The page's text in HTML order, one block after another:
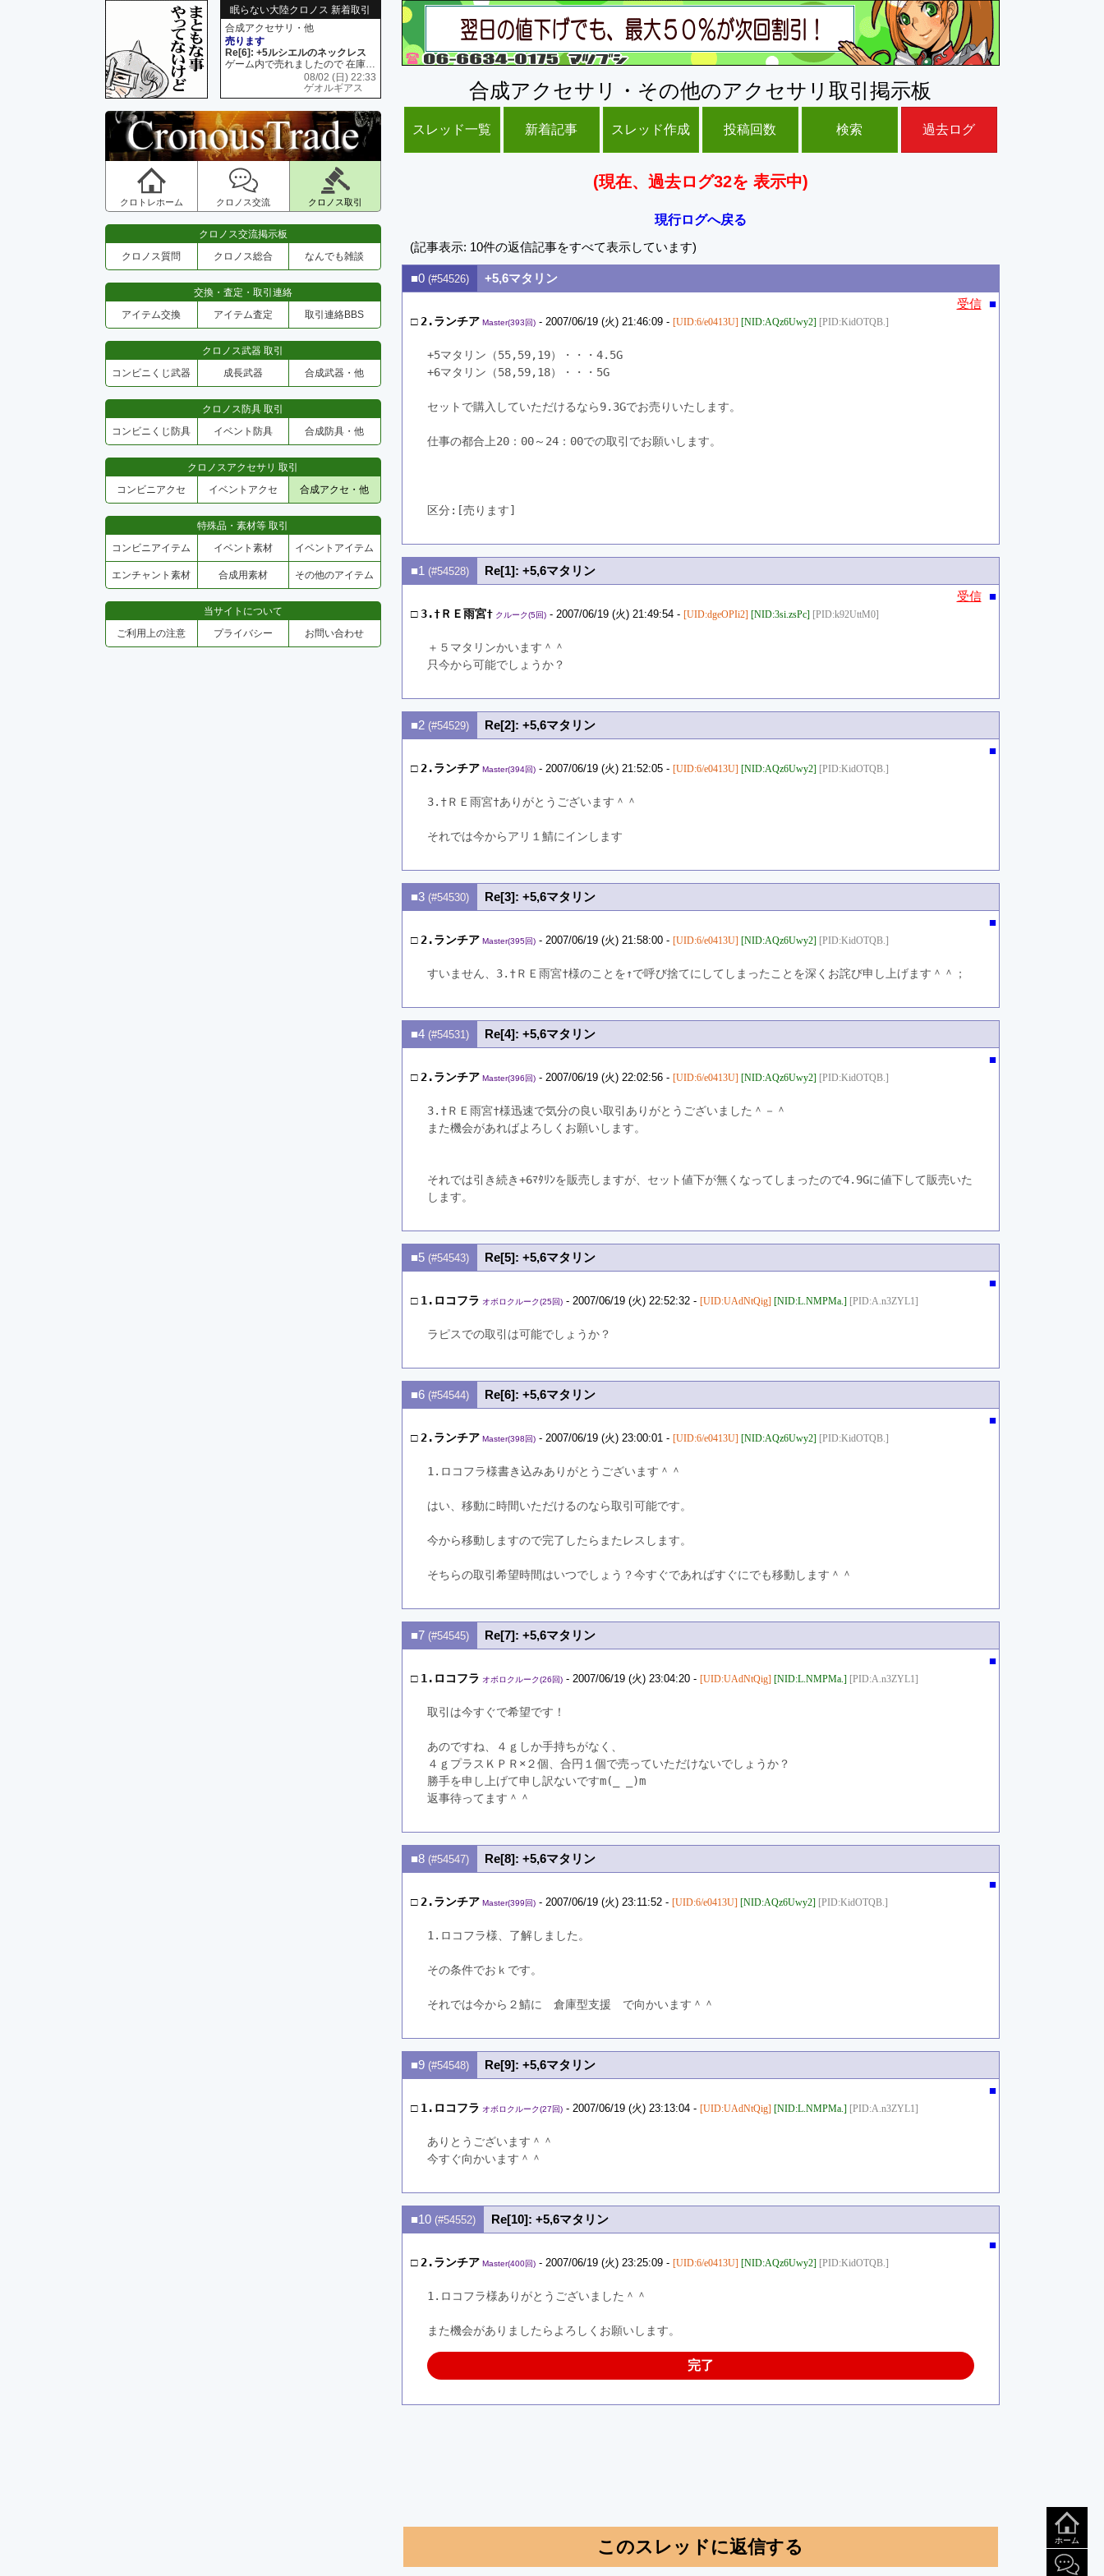
眠らない大陸クロノス 新着取引
合成アクセサリ・他
売ります
Re[6]: +5ルシエルのネックレス
ゲーム内で売れましたので 在庫がネク1 リング4 となります リングのお値段は80G といたします
08/02 (日) 22:33
ゲオルギアス
クロトレホーム クロノス交流 クロノス取引
クロノス交流掲示板
クロノス質問
クロノス総合 なんでも雑談
交換・査定・取引連絡
アイテム交換
アイテム査定 取引連絡BBS
クロノス武器 取引
コンビニくじ武器
成長武器 合成武器・他
クロノス防具 取引
コンビニくじ防具
イベント防具 合成防具・他
クロノスアクセサリ 取引
コンビニアクセ
イベントアクセ 合成アクセ・他
特殊品・素材等 取引
コンビニアイテム
イベント素材 イベントアイテム
エンチャント素材 合成用素材 その他のアイテム
当サイトについて
ご利用上の注意
プライバシー お問い合わせ
ホーム
合成アクセサリ・その他のアクセサリ取引掲示板
スレッド一覧 新着記事 スレッド作成 投稿回数 検索 過去ログ
(現在、過去ログ32を 表示中)
現行ログへ戻る
(記事表示: 10件の返信記事をすべて表示しています)
■0 (#54526) +5,6マタリン
受信 ■
□ 2.ランチア Master(393回)- 2007/06/19 (火) 21:46:09 - [UID:6/e0413U] [NID:AQz6Uwy2] [PID:KidOTQB.]
+5マタリン（55,59,19）・・・4.5G
+6マタリン（58,59,18）・・・5G
セットで購入していただけるなら9.3Gでお売りいたします。
仕事の都合上20：00～24：00での取引でお願いします。
区分:[売ります]
■1 (#54528) Re[1]: +5,6マタリン
受信 ■
□3.†ＲＥ雨宮† クルーク(5回)- 2007/06/19 (火) 21:49:54 - [UID:dgeOPIi2] [NID:3si.zsPc] [PID:k92UttM0]
＋５マタリンかいます＾＾
只今から可能でしょうか？
■2 (#54529)
Re[2]: +5,6マタリン
■
□ 2.ランチア Master(394回)- 2007/06/19 (火) 21:52:05 - [UID:6/e0413U] [NID:AQz6Uwy2] [PID:KidOTQB.]
3.†ＲＥ雨宮†ありがとうございます＾＾
それでは今からアリ１鯖にインします
■3 (#54530)
Re[3]: +5,6マタリン
■
□ 2.ランチア Master(395回)- 2007/06/19 (火) 21:58:00 - [UID:6/e0413U] [NID:AQz6Uwy2] [PID:KidOTQB.]
すいません、3.†ＲＥ雨宮†様のことを↑で呼び捨てにしてしまったことを深くお詫び申し上げます＾＾；
■4 (#54531)
Re[4]: +5,6マタリン
■
□ 2.ランチア Master(396回)- 2007/06/19 (火) 22:02:56 - [UID:6/e0413U] [NID:AQz6Uwy2] [PID:KidOTQB.]
3.†ＲＥ雨宮†様迅速で気分の良い取引ありがとうございました＾－＾
また機会があればよろしくお願いします。
それでは引き続き+6ﾏﾀﾘﾝを販売しますが、セット値下が無くなってしまったので4.9Gに値下して販売いた
します。
■5 (#54543)
Re[5]: +5,6マタリン
■
□ 1.ロコフラ オボロクルーク(25回)- 2007/06/19 (火) 22:52:32 - [UID:UAdNtQig] [NID:L.NMPMa.] [PID:A.n3ZYL1]
ラピスでの取引は可能でしょうか？
■6 (#54544)
Re[6]: +5,6マタリン
■
□ 2.ランチア Master(398回)- 2007/06/19 (火) 23:00:01 - [UID:6/e0413U] [NID:AQz6Uwy2] [PID:KidOTQB.]
1.ロコフラ様書き込みありがとうございます＾＾
はい、移動に時間いただけるのなら取引可能です。
今から移動しますので完了したらまたレスします。
そちらの取引希望時間はいつでしょう？今すぐであればすぐにでも移動します＾＾
■7 (#54545)
Re[7]: +5,6マタリン
■
□ 1.ロコフラ オボロクルーク(26回)- 2007/06/19 (火) 23:04:20 - [UID:UAdNtQig] [NID:L.NMPMa.] [PID:A.n3ZYL1]
取引は今すぐで希望です！
あのですね、４ｇしか手持ちがなく、
４ｇプラスＫＰＲ×２個、合円１個で売っていただけないでしょうか？
勝手を申し上げて申し訳ないですm(_ _)m
返事待ってます＾＾
■8 (#54547)
Re[8]: +5,6マタリン
■
□ 2.ランチア Master(399回)- 2007/06/19 (火) 23:11:52 - [UID:6/e0413U] [NID:AQz6Uwy2] [PID:KidOTQB.]
1.ロコフラ様、了解しました。
その条件でおｋです。
それでは今から２鯖に　倉庫型支援　で向かいます＾＾
■9 (#54548)
Re[9]: +5,6マタリン
■
□ 1.ロコフラ オボロクルーク(27回)- 2007/06/19 (火) 23:13:04 - [UID:UAdNtQig] [NID:L.NMPMa.] [PID:A.n3ZYL1]
ありとうございます＾＾
今すぐ向かいます＾＾
■10 (#54552)
Re[10]: +5,6マタリン
■
□ 2.ランチア Master(400回)- 2007/06/19 (火) 23:25:09 - [UID:6/e0413U] [NID:AQz6Uwy2] [PID:KidOTQB.]
1.ロコフラ様ありがとうございました＾＾
また機会がありましたらよろしくお願いします。
完了
このスレッドに返信する